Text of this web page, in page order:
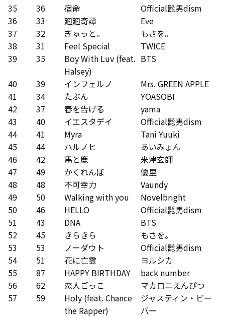
35
36 宿命
Official髭男dism
36
33 廻廻奇譚
Eve
37
32 ぎゅっと。
もさを。
38
31 Feel Special
TWICE
39
35
Boy With Luv (feat.
Halsey)
BTS
40 39 インフェルノ
Mrs. GREEN APPLE
41
34 たぶん
YOASOBI
42
37 春を告げる
yama
43
40 イエスタデイ
Official髭男dism
44
41 Myra
Tani Yuuki
45
44 ハルノヒ
あいみょん
46
42 馬と鹿
米津玄師
47
49 かくれんぼ
優里
48
48 不可幸力
Vaundy
49
50 Walking with you
Novelbright
50
46 HELLO
Official髭男dism
51
43 DNA
BTS
52
45 きらきら
もさを。
53
53 ノーダウト
Official髭男dism
54
51 花に亡霊
ヨルシカ
55
87 HAPPY BIRTHDAY
back number
56
62 恋人ごっこ
マカロニえんぴつ
57
59
Holy (feat. Chance
the Rapper)
ジャスティン・ビー
バー